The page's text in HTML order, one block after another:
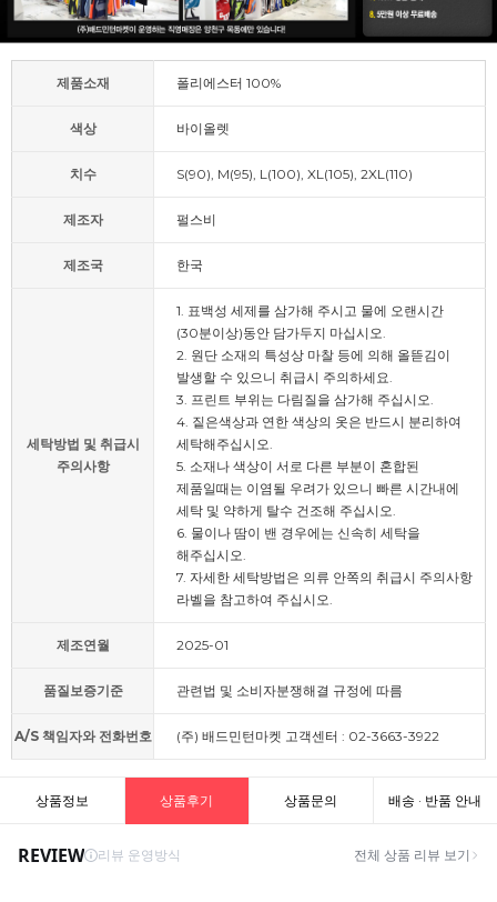
제품소재 폴리에스터 100%
색상 바이올렛
치수 S(90), M(95), L(100), XL(105), 2XL(110)
제조자 펄스비
제조국 한국
세탁방법 및 취급시
주의사항
1. 표백성 세제를 삼가해 주시고 물에 오랜시간
(30분이상)동안 담가두지 마십시오.
2. 원단 소재의 특성상 마찰 등에 의해 올뜯김이
발생할 수 있으니 취급시 주의하세요.
3. 프린트 부위는 다림질을 삼가해 주십시오.
4. 짙은색상과 연한 색상의 옷은 반드시 분리하여
세탁해주십시오.
5. 소재나 색상이 서로 다른 부분이 혼합된
제품일때는 이염될 우려가 있으니 빠른 시간내에
세탁 및 약하게 탈수 건조해 주십시오.
6. 물이나 땀이 밴 경우에는 신속히 세탁을
해주십시오.
7. 자세한 세탁방법은 의류 안쪽의 취급시 주의사항
라벨을 참고하여 주십시오.
제조연월 2025-01
품질보증기준 관련법 및 소비자분쟁해결 규정에 따름
A/S 책임자와 전화번호 (주) 배드민턴마켓 고객센터 : 02-3663-3922
상품정보 상품후기 상품문의 배송 · 반품 안내